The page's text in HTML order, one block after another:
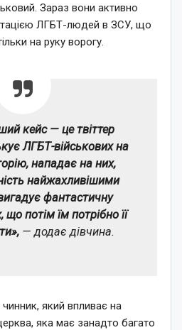
Зараз вони активно
ЛГБТ-людей в ЗСУ, що
на руку ворогу.
кейс — це твіттер
ЛГБТ-військових на
нападає на них,
найжахливішими
фантастичну
потім їм потрібно її
— додає дівчина.
який впливає на
яка має занадто багато